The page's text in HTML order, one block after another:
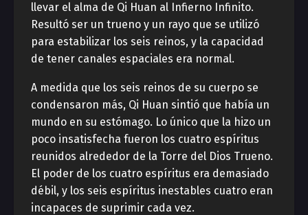
llevar el alma de Qi Huan al Infierno Infinito.
Resultó ser un trueno y un rayo que se utilizó
para estabilizar los seis reinos, y la capacidad
de tener canales espaciales era normal.
A medida que los seis reinos de su cuerpo se
condensaron más, Qi Huan sintió que había un
mundo en su estómago. Lo único que la hizo un
poco insatisfecha fueron los cuatro espíritus
reunidos alrededor de la Torre del Dios Trueno.
El poder de los cuatro espíritus era demasiado
débil, y los seis espíritus inestables cuatro eran
incapaces de suprimir cada vez.